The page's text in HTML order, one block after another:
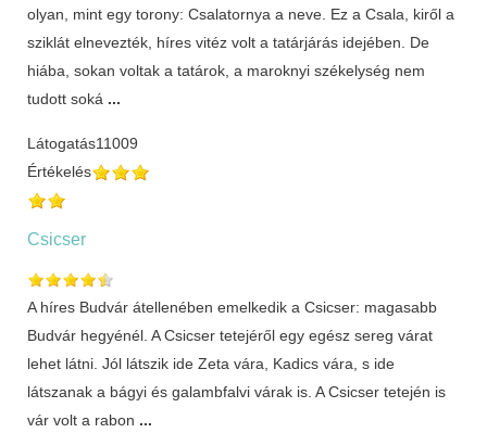
olyan, mint egy torony: Csalatornya a neve. Ez a Csala, kiről a
sziklát elnevezték, híres vitéz volt a tatárjárás idejében. De
hiába, sokan voltak a tatárok, a maroknyi székelység nem
tudott soká ...
Látogatás11009
Értékelés
Csicser
A híres Budvár átellenében emelkedik a Csicser: magasabb
Budvár hegyénél. A Csicser tetejéről egy egész sereg várat
lehet látni. Jól látszik ide Zeta vára, Kadics vára, s ide
látszanak a bágyi és galambfalvi várak is. A Csicser tetején is
vár volt a rabon ...